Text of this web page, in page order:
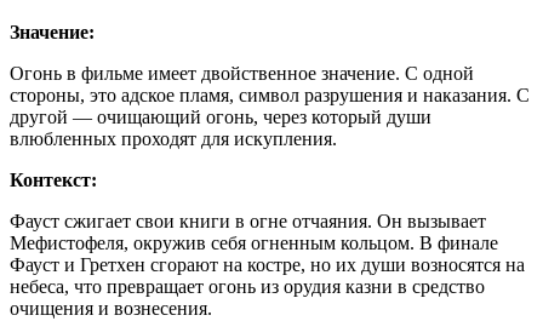
Значение:
Огонь в фильме имеет двойственное значение. С одной
стороны, это адское пламя, символ разрушения и наказания. С
другой — очищающий огонь, через который души
влюбленных проходят для искупления.
Контекст:
Фауст сжигает свои книги в огне отчаяния. Он вызывает
Мефистофеля, окружив себя огненным кольцом. В финале
Фауст и Гретхен сгорают на костре, но их души возносятся на
небеса, что превращает огонь из орудия казни в средство
очищения и вознесения.